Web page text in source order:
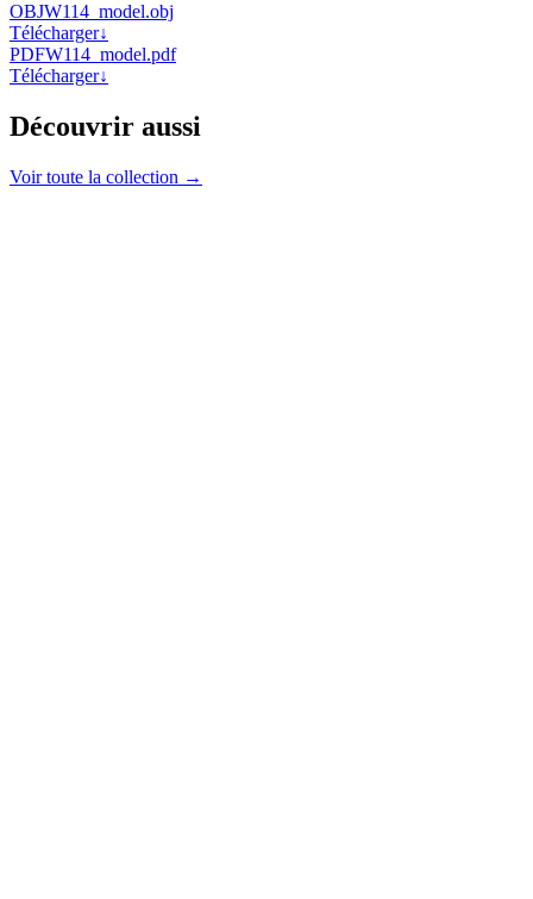
OBJW114_model.obj
Télécharger↓
PDFW114_model.pdf
Télécharger↓
Découvrir aussi
Voir toute la collection →